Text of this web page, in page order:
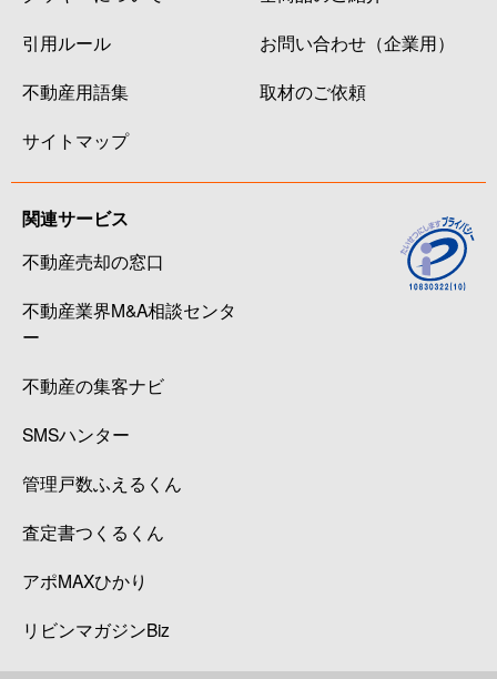
引用ルール
不動産用語集
サイトマップ
お問い合わせ（企業用）
取材のご依頼
関連サービス
不動産売却の窓口
不動産業界M&A相談センタ
ー
不動産の集客ナビ
SMSハンター
管理戸数ふえるくん
査定書つくるくん
アポMAXひかり
リビンマガジンBiz